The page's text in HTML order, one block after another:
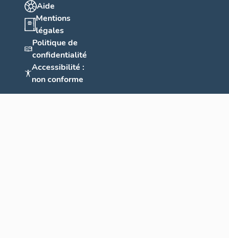
Aide
Mentions
légales
Politique de
confidentialité
Accessibilité :
non conforme